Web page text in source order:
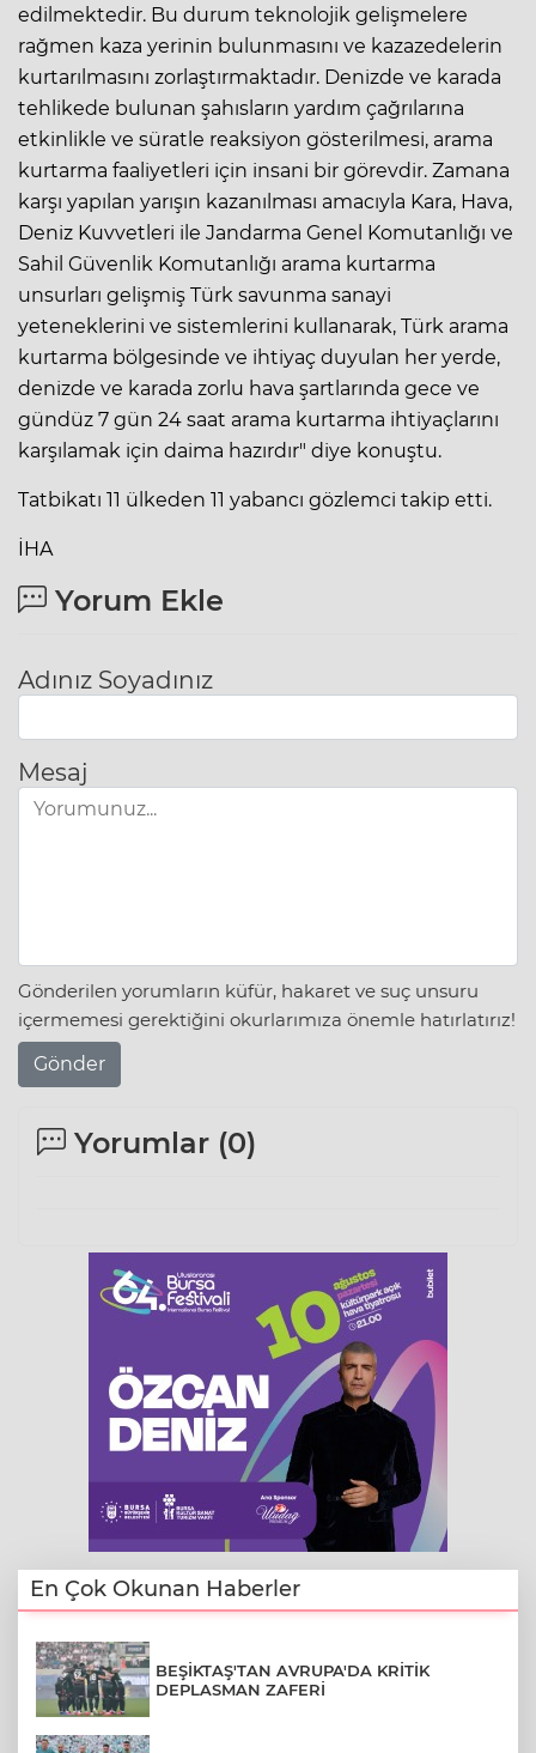
edilmektedir. Bu durum teknolojik gelişmelere
rağmen kaza yerinin bulunmasını ve kazazedelerin
kurtarılmasını zorlaştırmaktadır. Denizde ve karada
tehlikede bulunan şahısların yardım çağrılarına
etkinlikle ve süratle reaksiyon gösterilmesi, arama
kurtarma faaliyetleri için insani bir görevdir. Zamana
karşı yapılan yarışın kazanılması amacıyla Kara, Hava,
Deniz Kuvvetleri ile Jandarma Genel Komutanlığı ve
Sahil Güvenlik Komutanlığı arama kurtarma
unsurları gelişmiş Türk savunma sanayi
yeteneklerini ve sistemlerini kullanarak, Türk arama
kurtarma bölgesinde ve ihtiyaç duyulan her yerde,
denizde ve karada zorlu hava şartlarında gece ve
gündüz 7 gün 24 saat arama kurtarma ihtiyaçlarını
karşılamak için daima hazırdır" diye konuştu.
Tatbikatı 11 ülkeden 11 yabancı gözlemci takip etti.
İHA
Yorum Ekle
Adınız Soyadınız
Mesaj
Gönderilen yorumların küfür, hakaret ve suç unsuru
içermemesi gerektiğini okurlarımıza önemle hatırlatırız!
Gönder
Yorumlar (0)
En Çok Okunan Haberler
BEŞİKTAŞ'TAN AVRUPA'DA KRİTİK
DEPLASMAN ZAFERİ